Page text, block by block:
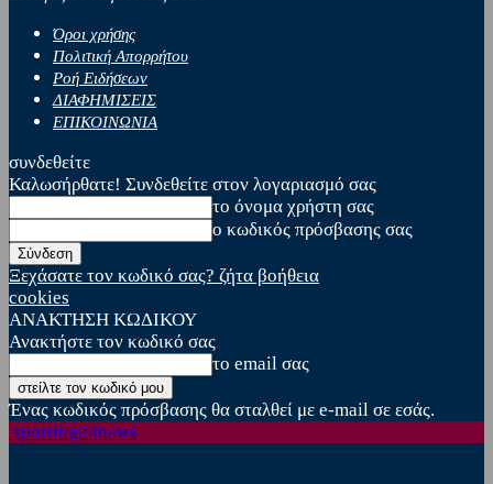
Όροι χρήσης
Πολιτική Απορρήτου
Ροή Ειδήσεων
ΔΙΑΦΗΜΙΣΕΙΣ
ΕΠΙΚΟΙΝΩΝΙΑ
συνδεθείτε
Καλωσήρθατε! Συνδεθείτε στον λογαριασμό σας
το όνομα χρήστη σας
ο κωδικός πρόσβασης σας
Ξεχάσατε τον κωδικό σας? ζήτα βοήθεια
cookies
ΑΝΑΚΤΗΣΗ ΚΩΔΙΚΟΥ
Ανακτήστε τον κωδικό σας
το email σας
Ένας κωδικός πρόσβασης θα σταλθεί με e-mail σε εσάς.
sporting24news